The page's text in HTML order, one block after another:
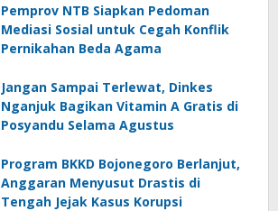
Pemprov NTB Siapkan Pedoman
Mediasi Sosial untuk Cegah Konflik
Pernikahan Beda Agama
Jangan Sampai Terlewat, Dinkes
Nganjuk Bagikan Vitamin A Gratis di
Posyandu Selama Agustus
Program BKKD Bojonegoro Berlanjut,
Anggaran Menyusut Drastis di
Tengah Jejak Kasus Korupsi